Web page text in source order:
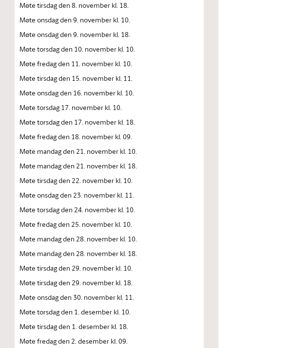
Møte tirsdag den 8. november kl. 18.
Møte onsdag den 9. november kl. 10.
Møte onsdag den 9. november kl. 18.
Møte torsdag den 10. november kl. 10.
Møte fredag den 11. november kl. 10.
Møte tirsdag den 15. november kl. 11.
Møte onsdag den 16. november kl. 10.
Møte torsdag 17. november kl. 10.
Møte torsdag den 17. november kl. 18.
Møte fredag den 18. november kl. 09.
Møte mandag den 21. november kl. 10.
Møte mandag den 21. november kl. 18.
Møte tirsdag den 22. november kl. 10.
Møte onsdag den 23. november kl. 11.
Møte torsdag den 24. november kl. 10.
Møte fredag den 25. november kl. 10.
Møte mandag den 28. november kl. 10.
Møte mandag den 28. november kl. 18.
Møte tirsdag den 29. november kl. 10.
Møte tirsdag den 29. november kl. 18.
Møte onsdag den 30. november kl. 11.
Møte torsdag den 1. desember kl. 10.
Møte tirsdag den 1. desember kl. 18.
Møte fredag den 2. desember kl. 09.